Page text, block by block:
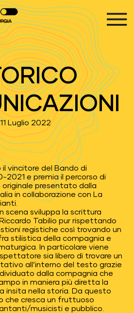
11 Luglio 2022
il vincitore del Bando di
2021 e premia il percorso di
originale presentato dalla
in collaborazione con La
scena sviluppa la scrittura
Tabilio pur rispettando
registiche così trovando un
stilistica della compagnia e
In particolare viene
sia libero di trovare un
all’interno del testo grazie
dalla compagnia che
in maniera più diretta la
insita nella storia. Da questo
che cresca un fruttuoso
musicisti e pubblico.